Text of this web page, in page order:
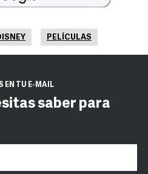
PELÍCULAS
EN TU E-MAIL
saber para